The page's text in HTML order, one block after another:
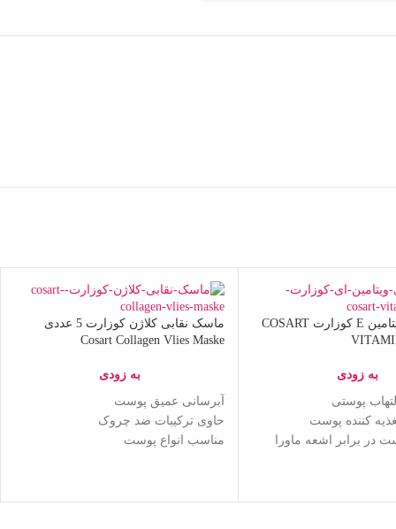
کرم مغذی ویتامین E کوزارت COSART
به زودی
پوستی
کننده پوست
در برابر اشعه ماورا
ماسک نقابی کلاژن کوزارت 5 عددی
Cosart Collagen Vlies Maske
به زودی
آبرسانی عمیق پوست
حاوی ترکیبات ضد چروک
مناسب انواع پوست